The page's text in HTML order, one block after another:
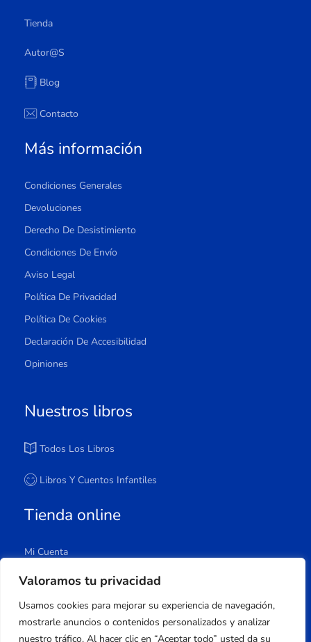
Valoramos tu privacidad
Usamos cookies para mejorar su experiencia de navegación,
mostrarle anuncios o contenidos personalizados y analizar
nuestro tráfico. Al hacer clic en “Aceptar todo” usted da su
Tienda
Autor@s
Blog
Contacto
Más información
Condiciones Generales
Devoluciones
Derecho De Desistimiento
Condiciones De Envío
Aviso Legal
Política De Privacidad
Política De Cookies
Declaración De Accesibilidad
Opiniones
Nuestros libros
Todos Los Libros
Libros Y Cuentos Infantiles
Tienda online
Mi Cuenta
Carrito
Lista De Deseos